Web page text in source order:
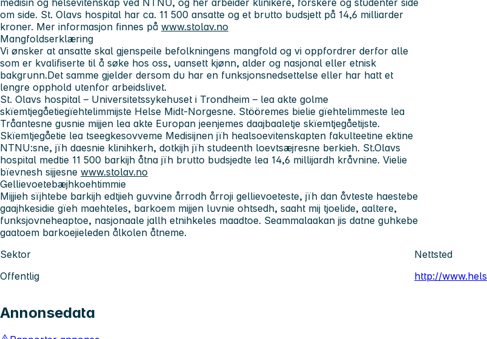
om side. St. Olavs hospital har ca. 11 500 ansatte og et brutto budsjett på 14,6 milliarder
kroner. Mer informasjon finnes på www.stolav.no
Mangfoldserklæring
Vi ønsker at ansatte skal gjenspeile befolkningens mangfold og vi oppfordrer derfor alle
som er kvalifiserte til å søke hos oss, uansett kjønn, alder og nasjonal eller etnisk
bakgrunn.Det samme gjelder dersom du har en funksjonsnedsettelse eller har hatt et
lengre opphold utenfor arbeidslivet.
St. Olavs hospital – Universitetssykehuset i Trondheim – lea akte golme
skïemtjegåetiegïehtelimmijste Helse Midt-Norgesne. Stööremes bielie gïehtelimmeste lea
Tråantesne gusnie mijjen lea akte Europan jeenjemes daajbaaletje skïemtjegåetijste.
Skïemtjegåetie lea tseegkesovveme Medisijnen jïh healsoevitenskapten fakulteetine ektine
NTNU:sne, jïh daesnie klinihkerh, dotkijh jïh studeenth loevtsæjresne berkieh. St.Olavs
hospital medtie 11 500 barkijh åtna jïh brutto budsjedte lea 14,6 millijardh kråvnine. Vielie
bïevnesh sijjesne www.stolav.no
Gellievoetebæjhkoehtimmie
Mijjieh sïjhtebe barkijh edtjieh guvvine årrodh årroji gellievoeteste, jïh dan åvteste haestebe
gaajhkesidie gïeh maehteles, barkoem mijjen luvnie ohtsedh, saaht mij tjoelide, aaltere,
funksjovneheaptoe, nasjonaale jallh etnihkeles maadtoe. Seammalaakan jis datne guhkebe
gaatoem barkoejieleden ålkolen åtneme.
Sektor
Offentlig
Nettsted
http://
Annonsedata